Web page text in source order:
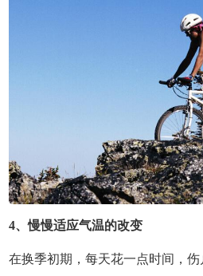
4、慢慢适应气温的改变
在换季初期，每天花一点时间，